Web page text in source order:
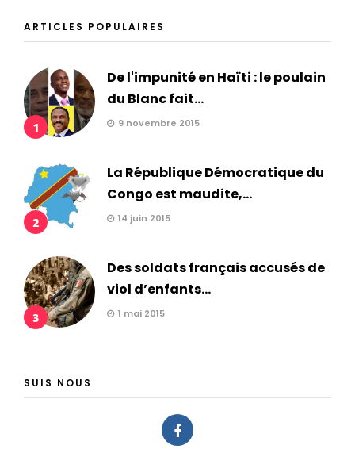
ARTICLES POPULAIRES
1
De l'impunité en Haïti : le poulain
du Blanc fait...
9 novembre 2015
2
La République Démocratique du
Congo est maudite,...
14 juin 2015
3
Des soldats français accusés de
viol d’enfants...
1 mai 2015
SUIS NOUS